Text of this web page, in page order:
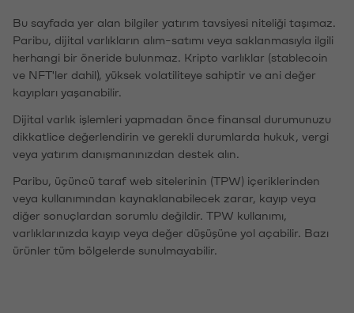
Bu sayfada yer alan bilgiler yatırım tavsiyesi niteliği taşımaz.
Paribu, dijital varlıkların alım-satımı veya saklanmasıyla ilgili
herhangi bir öneride bulunmaz. Kripto varlıklar (stablecoin
ve NFT'ler dahil), yüksek volatiliteye sahiptir ve ani değer
kayıpları yaşanabilir.
Dijital varlık işlemleri yapmadan önce finansal durumunuzu
dikkatlice değerlendirin ve gerekli durumlarda hukuk, vergi
veya yatırım danışmanınızdan destek alın.
Paribu, üçüncü taraf web sitelerinin (TPW) içeriklerinden
veya kullanımından kaynaklanabilecek zarar, kayıp veya
diğer sonuçlardan sorumlu değildir. TPW kullanımı,
varlıklarınızda kayıp veya değer düşüşüne yol açabilir. Bazı
ürünler tüm bölgelerde sunulmayabilir.